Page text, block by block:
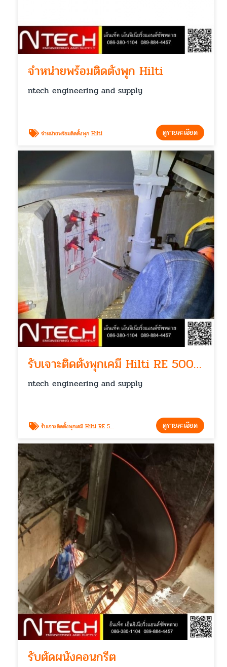
จำหน่ายพร้อมติดตั้งพุก Hilti
ntech engineering and supply
จำหน่ายพร้อมติดตั้งพุก Hilti ดูรายละเอียด
รับเจาะติดตั้งพุกเคมี Hilti RE 500 V3
ntech engineering and supply
รับเจาะติดตั้งพุกเคมี Hilti RE 500 V3 ดูรายละเอียด
รับตัดผนังคอนกรีต